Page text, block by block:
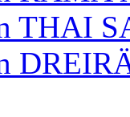
THAI